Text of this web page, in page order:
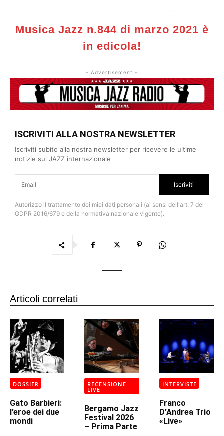
Musica Jazz n.844 di marzo 2021 è
in edicola!
- Advertisement -
ISCRIVITI ALLA NOSTRA NEWSLETTER
Iscriviti subito alla nostra newsletter per ricevere le ultime
notizie sul JAZZ internazionale
Iscriviti
Autorizzo il trattamento dei miei dati personali (ai sensi dell'art. 7 del
GDPR 2016/679 e della normativa nazionale vigente).
Articoli correlati
DOSSIER
Gato Barbieri:
l’eroe dei due
mondi
RECENSIONE
LIVE
Bergamo Jazz
Festival 2026
– Prima Parte
INTERVISTE
Franco
D’Andrea Trio
«Live»